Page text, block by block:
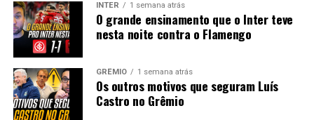
INTER 1 semana atrás
O grande ensinamento que o Inter teve
nesta noite contra o Flamengo
GRÊMIO 1 semana atrás
Os outros motivos que seguram Luís
Castro no Grêmio